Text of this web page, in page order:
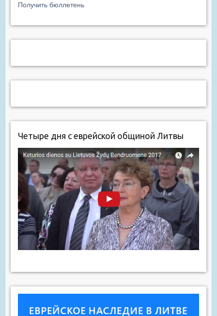
Получить бюллетень
Четыре дня с еврейской общиной Литвы